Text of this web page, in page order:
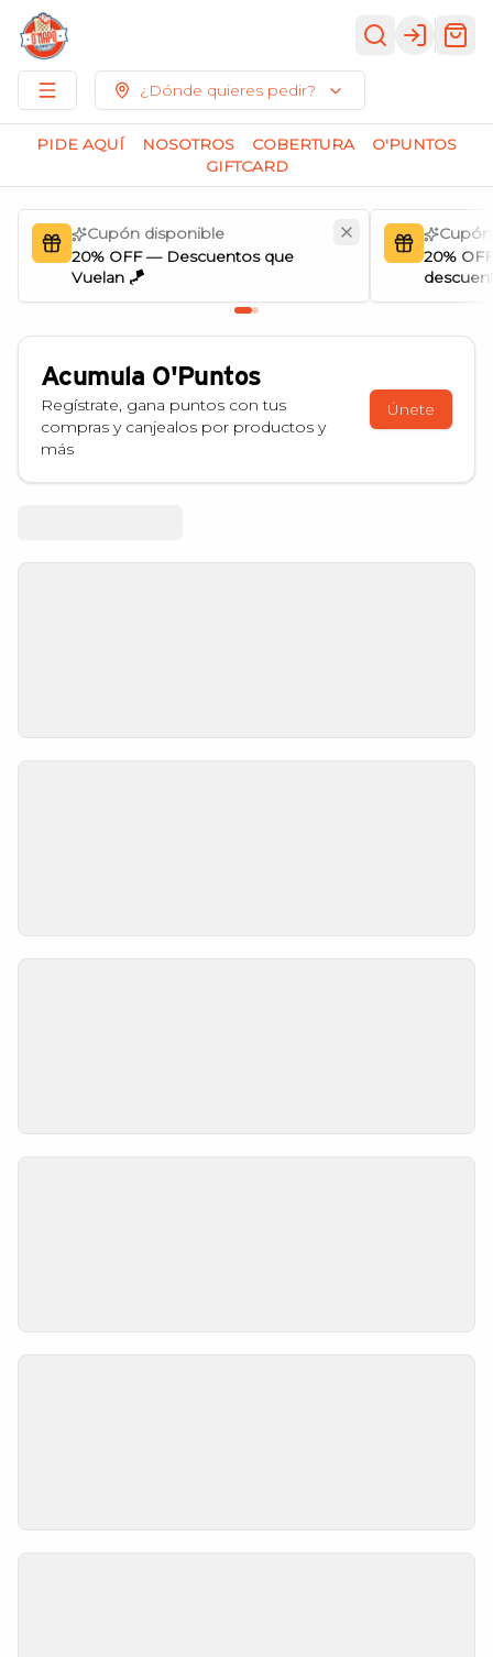
Login
¿Dónde quieres pedir?
PIDE AQUÍ NOSOTROS COBERTURA
O'PUNTOS
GIFTCARD
Cupón disponible
20% OFF — Descuentos que
Vuelan 🪁
20%
Acumula O'Puntos
Regístrate, gana puntos con tus
compras y canjealos por productos y
más
Únete